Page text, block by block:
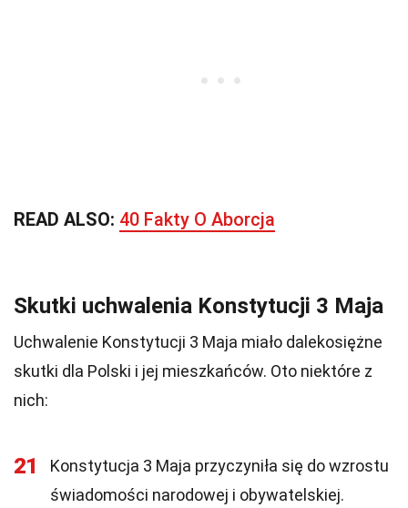
READ ALSO: 40 Fakty O Aborcja
Skutki uchwalenia Konstytucji 3 Maja
Uchwalenie Konstytucji 3 Maja miało dalekosiężne
skutki dla Polski i jej mieszkańców. Oto niektóre z
nich:
21
Konstytucja 3 Maja przyczyniła się do wzrostu
świadomości narodowej i obywatelskiej.